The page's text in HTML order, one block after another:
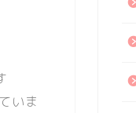
いま